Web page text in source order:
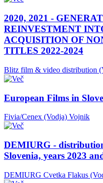
2020, 2021 -
REINVESTMENT
ACQUISITION OF
TITLES 2022-2024
Blitz film & video distribution
European Films in
Fivia/Cenex (Vodja) Vojnik
DEMIURG -
Slovenia, years 2023
DEMIURG Cvetka Flakus